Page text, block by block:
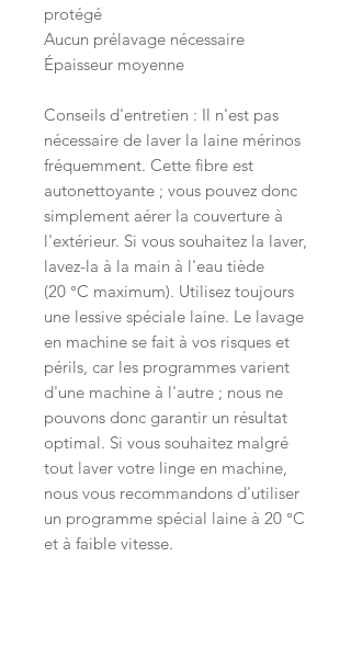
protégé
Aucun prélavage nécessaire
Épaisseur moyenne
Conseils d'entretien : Il n'est pas
nécessaire de laver la laine mérinos
fréquemment. Cette fibre est
autonettoyante ; vous pouvez donc
simplement aérer la couverture à
l'extérieur. Si vous souhaitez la laver,
lavez-la à la main à l'eau tiède
(20 °C maximum). Utilisez toujours
une lessive spéciale laine. Le lavage
en machine se fait à vos risques et
périls, car les programmes varient
d'une machine à l'autre ; nous ne
pouvons donc garantir un résultat
optimal. Si vous souhaitez malgré
tout laver votre linge en machine,
nous vous recommandons d'utiliser
un programme spécial laine à 20 °C
et à faible vitesse.